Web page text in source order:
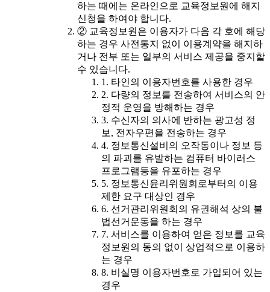
하는 때에는 온라인으로 교육정보원에 해지
신청을 하여야 합니다.
② 교육정보원은 이용자가 다음 각 호에 해당
하는 경우 사전통지 없이 이용계약을 해지하
거나 전부 또는 일부의 서비스 제공을 중지할
수 있습니다.
1. 타인의 이용자번호를 사용한 경우
2. 다량의 정보를 전송하여 서비스의 안
정적 운영을 방해하는 경우
3. 수신자의 의사에 반하는 광고성 정
보, 전자우편을 전송하는 경우
4. 정보통신설비의 오작동이나 정보 등
의 파괴를 유발하는 컴퓨터 바이러스
프로그램등을 유포하는 경우
5. 정보통신윤리위원회로부터의 이용
제한 요구 대상인 경우
6. 선거관리위원회의 유권해석 상의 불
법선거운동을 하는 경우
7. 서비스를 이용하여 얻은 정보를 교육
정보원의 동의 없이 상업적으로 이용하
는 경우
8. 비실명 이용자번호로 가입되어 있는
경우